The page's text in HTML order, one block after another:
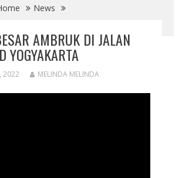
News
di Jalan Ringroad Yogyakarta
AMBRUK DI JALAN
YOGYAKARTA
2022 MELINDA MELINDA